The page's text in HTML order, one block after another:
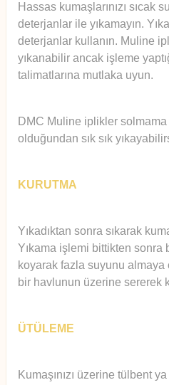
Hassas kumaşlarınızı sıcak
deterjanlar ile yıkamayın.
deterjanlar kullanın. Muline
yıkanabilir ancak işleme
talimatlarına mutlaka uyun.
DMC Muline iplikler
olduğundan sık sık
KURUTMA
Yıkadıktan sonra sıkarak
Yıkama işlemi bittikten sonra
koyarak fazla suyunu almaya
bir havlunun üzerine sererek
ÜTÜLEME
Kumaşınızı üzerine tülbent